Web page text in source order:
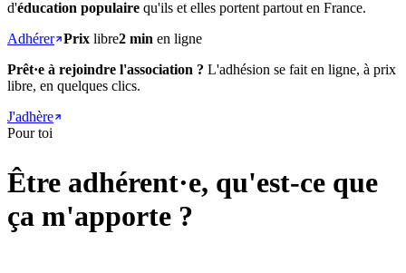
d'éducation populaire qu'ils et elles portent partout en France.
Adhérer Prix libre2 min en ligne
Prêt·e à rejoindre l'association ? L'adhésion se fait en ligne, à prix
libre, en quelques clics.
J'adhère
Pour toi
Être adhérent·e, qu'est-ce que
ça m'apporte ?